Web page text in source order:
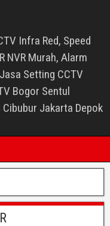
Infra Red, Speed
NVR Murah, Alarm
Setting CCTV
Bogor Sentul
Jakarta Depok